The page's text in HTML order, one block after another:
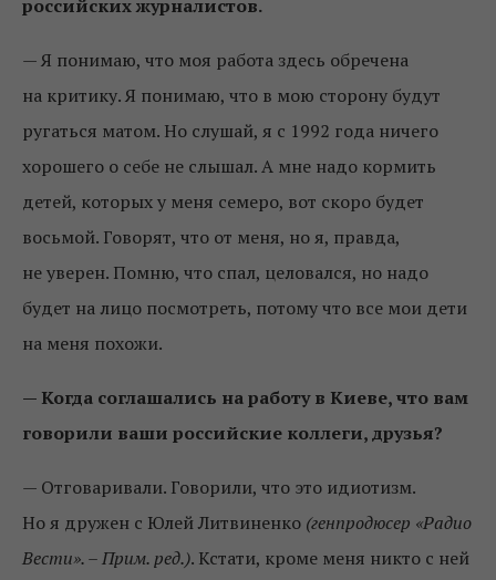
российских журналистов.
— Я понимаю, что моя работа здесь обречена
на критику. Я понимаю, что в мою сторону будут
ругаться матом. Но слушай, я с 1992 года ничего
хорошего о себе не слышал. А мне надо кормить
детей, которых у меня семеро, вот скоро будет
восьмой. Говорят, что от меня, но я, правда,
не уверен. Помню, что спал, целовался, но надо
будет на лицо посмотреть, потому что все мои дети
на меня похожи.
— Когда соглашались на работу в Киеве, что вам
говорили ваши российские коллеги, друзья?
— Отговаривали. Говорили, что это идиотизм.
Но я дружен с Юлей Литвиненко (генпродюсер «Радио
Вести». – Прим. ред.). Кстати, кроме меня никто с ней